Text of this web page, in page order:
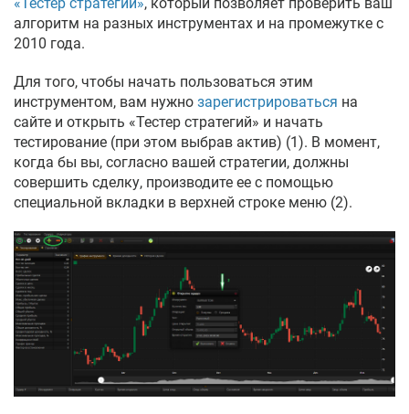
алгоритм на разных инструментах и на промежутке с
2010 года.
Для того, чтобы начать пользоваться этим
инструментом, вам нужно зарегистрироваться на
сайте и открыть «Тестер стратегий» и начать
тестирование (при этом выбрав актив) (1). В момент,
когда бы вы, согласно вашей стратегии, должны
совершить сделку, производите ее с помощью
специальной вкладки в верхней строке меню (2).